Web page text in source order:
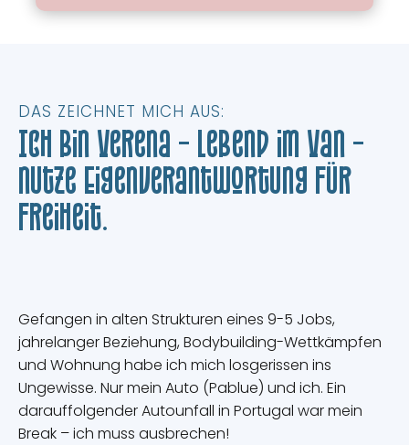
DAS ZEICHNET MICH AUS:
Ich bin Verena – lebend im Van –
nutze Eigenverantwortung für
Freiheit.
Gefangen in alten Strukturen eines 9-5 Jobs,
jahrelanger Beziehung, Bodybuilding-Wettkämpfen
und Wohnung habe ich mich losgerissen ins
Ungewisse. Nur mein Auto (Pablue) und ich. Ein
darauffolgender Autounfall in Portugal war mein
Break – ich muss ausbrechen!